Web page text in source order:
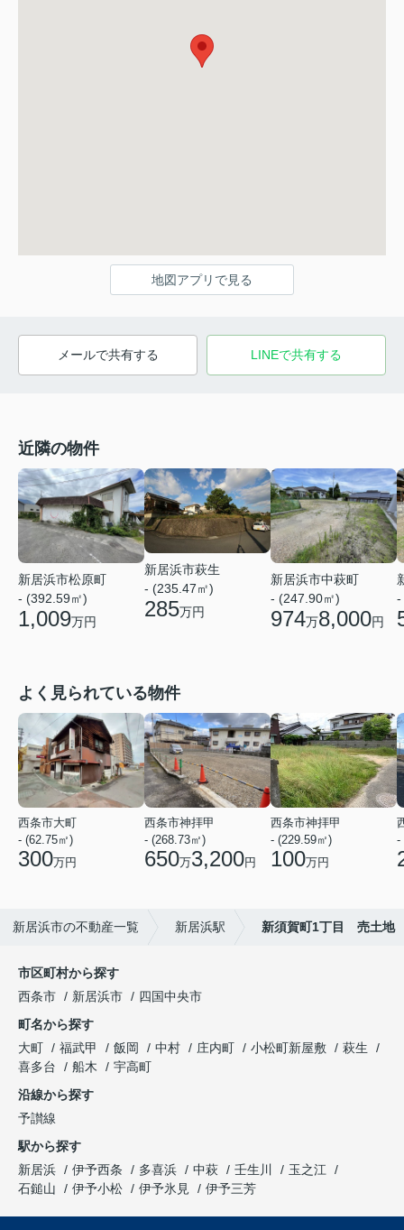
地図アプリで見る
メールで共有する LINEで共有する
近隣の物件
新居浜市松原町
- (392.59㎡)
1,009万円
新居浜市萩生
- (235.47㎡)
285万円
新居浜市中萩町
- (247.90㎡)
974万8,000円
-
よく見られている物件
西条市大町
- (62.75㎡)
300万円
西条市神拝甲
- (268.73㎡)
650万3,200円
西条市神拝甲
- (229.59㎡)
100万円
-
新居浜市の不動産一覧 新居浜駅 新須賀町1丁目 売土地
市区町村から探す
西条市
新居浜市
四国中央市
町名から探す
大町
福武甲 飯岡 中村 庄内町 小松町新屋敷
萩生
喜多台
船木
宇高町
沿線から探す
予讃線
駅から探す
新居浜
伊予西条 多喜浜 中萩 壬生川
玉之江
石鎚山
伊予小松 伊予氷見 伊予三芳